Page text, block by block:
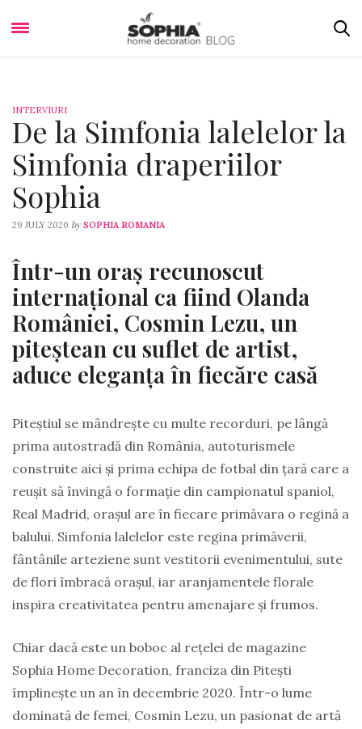
INTERVIURI
De la Simfonia lalelelor la
Simfonia draperiilor
Sophia
29 JULY 2020 by SOPHIA ROMANIA
Într-un oraș recunoscut
internațional ca fiind Olanda
României, Cosmin Lezu, un
piteștean cu suflet de artist,
aduce eleganța în fiecăre casă
Piteștiul se mândrește cu multe recorduri, pe lângă
prima autostradă din România, autoturismele
construite aici și prima echipa de fotbal din țară care a
reușit să învingă o formație din campionatul spaniol,
Real Madrid, orașul are în fiecare primăvara o regină a
balului. Simfonia lalelelor este regina primăverii,
fântânile arteziene sunt vestitorii evenimentului, sute
de flori îmbracă orașul, iar aranjamentele florale
inspira creativitatea pentru amenajare și frumos.
Chiar dacă este un boboc al rețelei de magazine
Sophia Home Decoration, franciza din Pitești
împlinește un an în decembrie 2020. Într-o lume
dominată de femei, Cosmin Lezu, un pasionat de artă